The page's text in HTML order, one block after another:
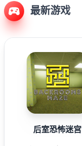
最新游戏
后室恐怖迷宫